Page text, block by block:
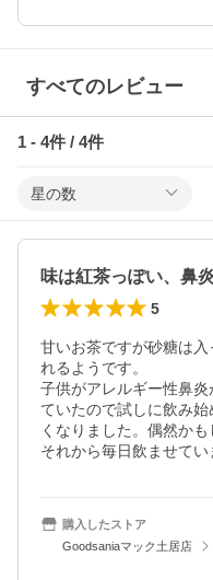
すべてのレビュー
1 - 4件 / 4件
星の数
味は紅茶っぽい、鼻
5
甘いお茶ですが砂糖は
れるようです。
子供がアレルギー性鼻
ていたので試しに飲み
くなりました。偶然か
それから毎日飲ませてい
購入したストア
Goodsaniaマック土居店